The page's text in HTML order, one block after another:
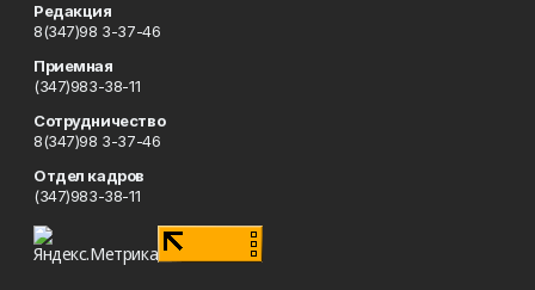
Редакция
8(347)98 3-37-46
Приемная
(347)983-38-11
Сотрудничество
8(347)98 3-37-46
Отдел кадров
(347)983-38-11